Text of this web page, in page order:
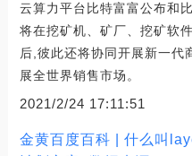
云算力平台比特富富公布和
将在挖矿机、矿厂、挖矿软
后,彼此还将协同开展新一代
展全世界销售市场。
2021/2/24 17:11:51
金黄百度百科 | 什么叫